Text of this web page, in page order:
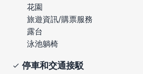
花園
旅遊資訊/購票服務
露台
泳池躺椅
停車和交通接駁